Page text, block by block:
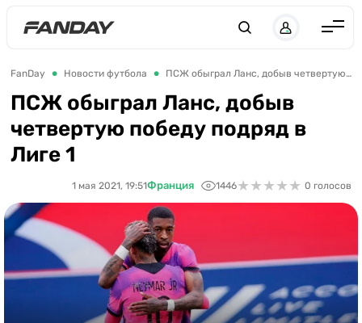
Англия
Испания
Германия
Италия
Франция
Украина
ЛЧ
ЛЕ
FanDay Новости футбола ПСЖ обыграл Ланс, добыв четвертую победу подряд в Лиге 1
ПСЖ обыграл Ланс, добыв
четвертую победу подряд в
Лиге 1
Франция
1 мая 2021, 19:51 1446★★★★★
★★★★★ 0 голосов